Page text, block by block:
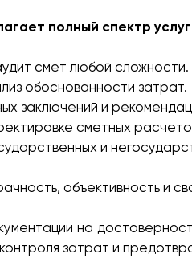
полный спектр
смет любой сложности.
обоснованности затрат.
заключений и
сметных
и
объективность и
на
затрат и